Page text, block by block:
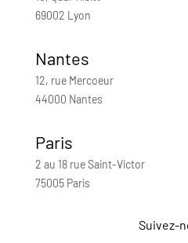
69002 Lyon
Nantes
12, rue Mercoeur
44000 Nantes
Paris
2 au 18 rue Saint-Victor
75005 Paris
Suivez-